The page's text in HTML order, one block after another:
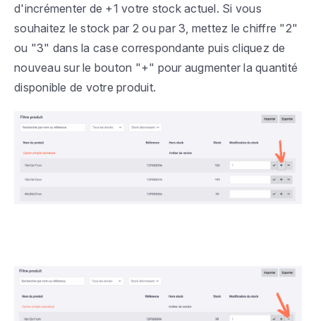
d'incrémenter de +1 votre stock actuel. Si vous
souhaitez le stock par 2 ou par 3, mettez le chiffre "2"
ou "3" dans la case correspondante puis cliquez de
nouveau sur le bouton "+" pour augmenter la quantité
disponible de votre produit.